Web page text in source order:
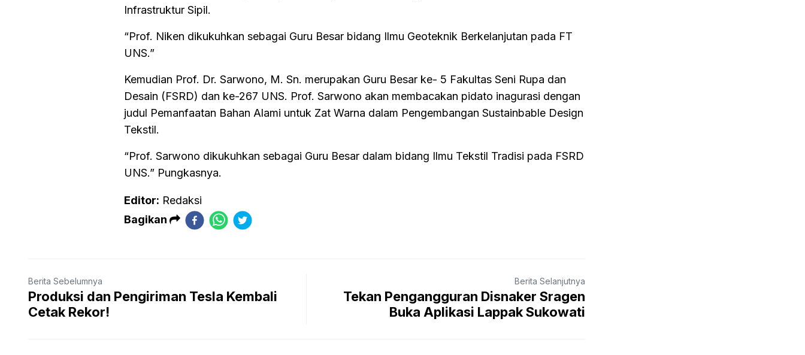
Infrastruktur Sipil.
“Prof. Niken dikukuhkan sebagai Guru Besar bidang Ilmu Geoteknik Berkelanjutan pada FT
UNS.”
Kemudian Prof. Dr. Sarwono, M. Sn. merupakan Guru Besar ke- 5 Fakultas Seni Rupa dan
Desain (FSRD) dan ke-267 UNS. Prof. Sarwono akan membacakan pidato inagurasi dengan
judul Pemanfaatan Bahan Alami untuk Zat Warna dalam Pengembangan Sustainbable Design
Tekstil.
“Prof. Sarwono dikukuhkan sebagai Guru Besar dalam bidang Ilmu Tekstil Tradisi pada FSRD
UNS.” Pungkasnya.
Editor: Redaksi
Bagikan
Berita Sebelumnya
Produksi dan Pengiriman Tesla Kembali
Cetak Rekor!
Berita Selanjutnya
Tekan Pengangguran Disnaker Sragen
Buka Aplikasi Lappak Sukowati